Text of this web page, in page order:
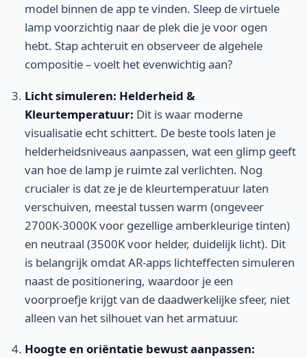
model binnen de app te vinden. Sleep de virtuele
lamp voorzichtig naar de plek die je voor ogen
hebt. Stap achteruit en observeer de algehele
compositie – voelt het evenwichtig aan?
Licht simuleren: Helderheid &
Kleurtemperatuur: Dit is waar moderne
visualisatie echt schittert. De beste tools laten je
helderheidsniveaus aanpassen, wat een glimp geeft
van hoe de lamp je ruimte zal verlichten. Nog
crucialer is dat ze je de kleurtemperatuur laten
verschuiven, meestal tussen warm (ongeveer
2700K-3000K voor gezellige amberkleurige tinten)
en neutraal (3500K voor helder, duidelijk licht). Dit
is belangrijk omdat AR-apps lichteffecten simuleren
naast de positionering, waardoor je een
voorproefje krijgt van de daadwerkelijke sfeer, niet
alleen van het silhouet van het armatuur.
Hoogte en oriëntatie bewust aanpassen: